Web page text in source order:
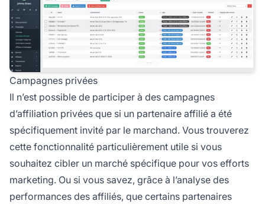
Campagnes privées
Il n’est possible de participer à des campagnes
d’affiliation privées que si un partenaire affilié a été
spécifiquement invité par le marchand. Vous trouverez
cette fonctionnalité particulièrement utile si vous
souhaitez cibler un marché spécifique pour vos efforts
marketing. Ou si vous savez, grâce à l’analyse des
performances des affiliés, que certains partenaires